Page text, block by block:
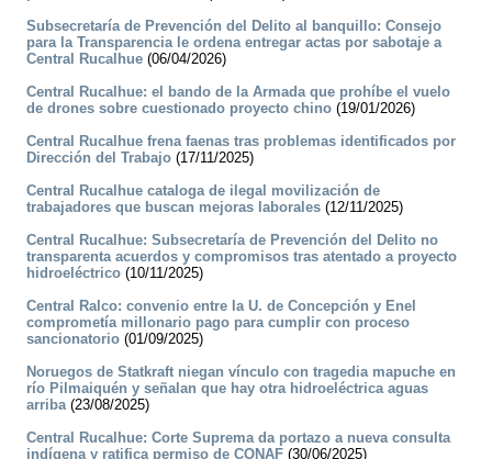
Subsecretaría de Prevención del Delito al banquillo: Consejo
para la Transparencia le ordena entregar actas por sabotaje a
Central Rucalhue (06/04/2026)
Central Rucalhue: el bando de la Armada que prohíbe el vuelo
de drones sobre cuestionado proyecto chino (19/01/2026)
Central Rucalhue frena faenas tras problemas identificados por
Dirección del Trabajo (17/11/2025)
Central Rucalhue cataloga de ilegal movilización de
trabajadores que buscan mejoras laborales (12/11/2025)
Central Rucalhue: Subsecretaría de Prevención del Delito no
transparenta acuerdos y compromisos tras atentado a proyecto
hidroeléctrico (10/11/2025)
Central Ralco: convenio entre la U. de Concepción y Enel
comprometía millonario pago para cumplir con proceso
sancionatorio (01/09/2025)
Noruegos de Statkraft niegan vínculo con tragedia mapuche en
río Pilmaiquén y señalan que hay otra hidroeléctrica aguas
arriba(23/08/2025)
Central Rucalhue: Corte Suprema da portazo a nueva consulta
indígena y ratifica permiso de CONAF (30/06/2025)